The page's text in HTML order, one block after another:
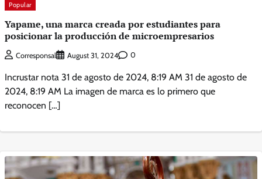
Popular
Yapame, una marca creada por estudiantes para
posicionar la producción de microempresarios
Corresponsal August 31, 2024 0
Incrustar nota 31 de agosto de 2024, 8:19 AM 31 de agosto de
2024, 8:19 AM La imagen de marca es lo primero que
reconocen […]